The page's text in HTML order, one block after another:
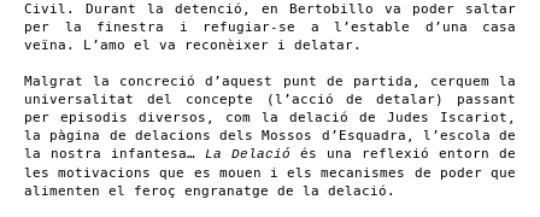
Civil. Durant la detenció, en Bertobillo va poder saltar
per la finestra i refugiar-se a l’estable d’una casa
veïna. L’amo el va reconèixer i delatar.
Malgrat la concreció d’aquest punt de partida, cerquem la
universalitat del concepte (l’acció de detalar) passant
per episodis diversos, com la delació de Judes Iscariot,
la pàgina de delacions dels Mossos d’Esquadra, l’escola de
la nostra infantesa… La Delació
és una reflexió entorn de
les motivacions que es mouen i els mecanismes de poder que
alimenten el feroç engranatge de la delació.